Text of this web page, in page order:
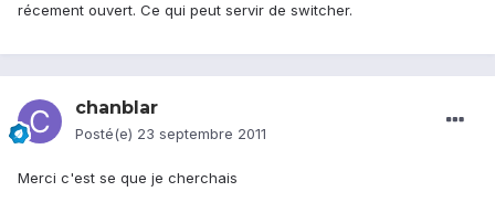
récement ouvert. Ce qui peut servir de switcher.
chanblar
Posté(e) 23 septembre 2011
Merci c'est se que je cherchais